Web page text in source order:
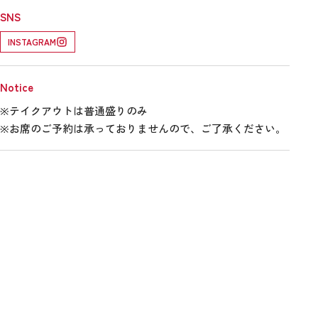
SNS
INSTAGRAM
Notice
※テイクアウトは普通盛りのみ
※お席のご予約は承っておりませんので、ご了承ください。